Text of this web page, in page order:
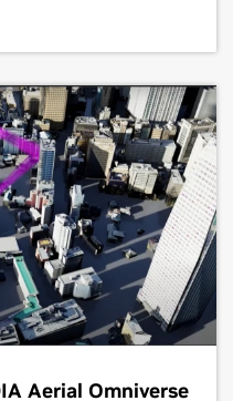
Aerial Omniverse